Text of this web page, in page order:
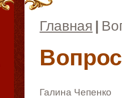
Главная |
Галина Чепенко